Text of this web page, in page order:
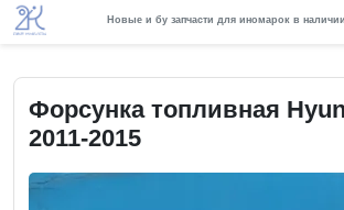
Новые и бу запчасти для иномарок в наличии
Форсунка топливная
2011-2015